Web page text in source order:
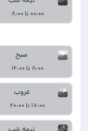
۰۰:۰۰ تا ۸:۰۰
صبح
۸:۰۰ تا ۱۲:۰۰
غروب
۱۷:۰۰ تا ۲۰:۰۰